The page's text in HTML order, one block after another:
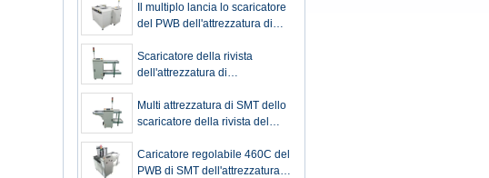
Il multiplo lancia lo scaricatore
del PWB dell'attrezzatura di
la separazione GIUSTA del
PWB di NG
Scaricatore della rivista
dell'attrezzatura di
SMT multi per l'Assemblea del
PWB
Multi attrezzatura di SMT dello
scaricatore della rivista del
Omron
Caricatore regolabile 460C del
PWB di SMT dell'attrezzatura di